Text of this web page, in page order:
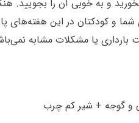
بخورید و به خوبی آن را
برای شما و کودکتان در این
بارداری یا مشکلات مشابه